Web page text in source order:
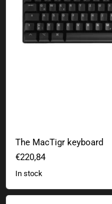
The MacTigr keyboard
€220,84
In stock